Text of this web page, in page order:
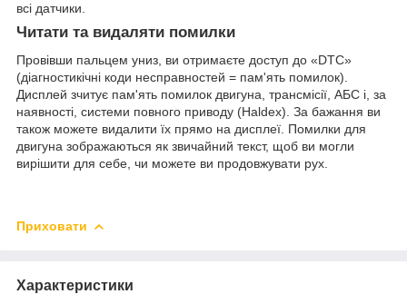
всі датчики.
Читати та видаляти помилки
Провівши пальцем униз, ви отримаєте доступ до «DTC»
(діагностикічні коди несправностей = пам'ять помилок).
Дисплей зчитує пам'ять помилок двигуна, трансмісії, АБС і, за
наявності, системи повного приводу (Haldex). За бажання ви
також можете видалити їх прямо на дисплеї. Помилки для
двигуна зображаються як звичайний текст, щоб ви могли
вирішити для себе, чи можете ви продовжувати рух.
Приховати
Характеристики